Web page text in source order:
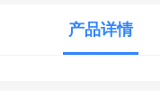
产品详情